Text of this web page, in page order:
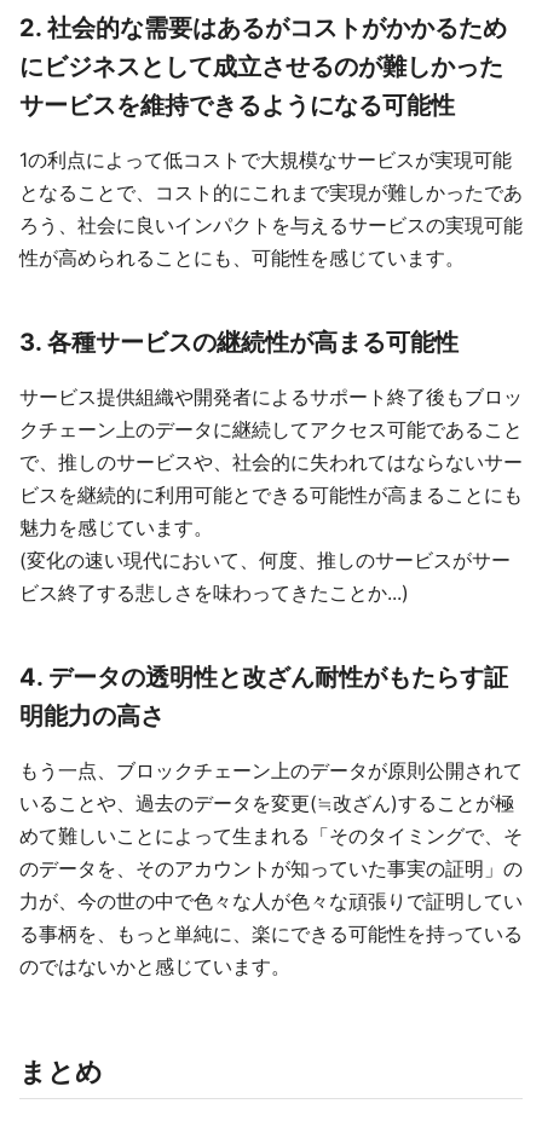
2. 社会的な需要はあるがコストがかかるため
にビジネスとして成立させるのが難しかった
サービスを維持できるようになる可能性
1の利点によって低コストで大規模なサービスが実現可能
となることで、コスト的にこれまで実現が難しかったであ
ろう、社会に良いインパクトを与えるサービスの実現可能
性が高められることにも、可能性を感じています。
3. 各種サービスの継続性が高まる可能性
サービス提供組織や開発者によるサポート終了後もブロッ
クチェーン上のデータに継続してアクセス可能であること
で、推しのサービスや、社会的に失われてはならないサー
ビスを継続的に利用可能とできる可能性が高まることにも
魅力を感じています。
(変化の速い現代において、何度、推しのサービスがサー
ビス終了する悲しさを味わってきたことか...)
4. データの透明性と改ざん耐性がもたらす証
明能力の高さ
もう一点、ブロックチェーン上のデータが原則公開されて
いることや、過去のデータを変更(≒改ざん)することが極
めて難しいことによって生まれる「そのタイミングで、そ
のデータを、そのアカウントが知っていた事実の証明」の
力が、今の世の中で色々な人が色々な頑張りで証明してい
る事柄を、もっと単純に、楽にできる可能性を持っている
のではないかと感じています。
まとめ